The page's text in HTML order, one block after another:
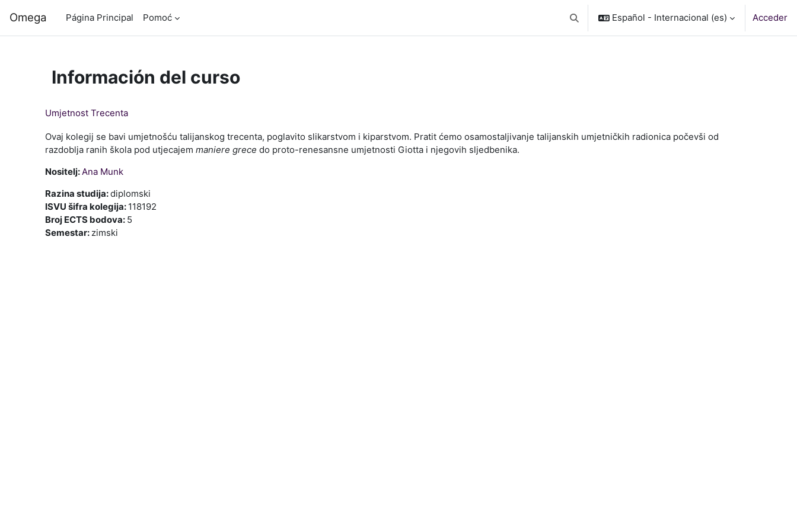
Omega Página Principal Pomoć Selector de búsqueda de entrada
Español - Internacional ‎(es)‎ Acceder
Información del curso
Umjetnost Trecenta
Ovaj kolegij se bavi umjetnošću talijanskog trecenta, poglavito slikarstvom i kiparstvom. Pratit ćemo osamostaljivanje talijanskih umjetničkih radionica počevši od
razdoblja ranih škola pod utjecajem maniere grece do proto-renesansne umjetnosti Giotta i njegovih sljedbenika.
Nositelj:Ana Munk
Razina studija:diplomski
ISVU šifra kolegija: 118192
Broj ECTS bodova: 5
Semestar: zimski